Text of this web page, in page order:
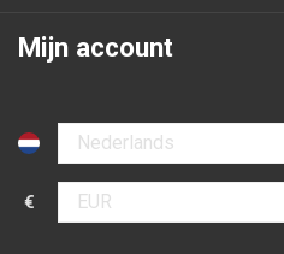
Mijn account
Selecteer taal
€
Selecteer valuta